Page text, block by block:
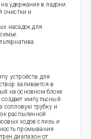
удержание в ладони.
очистки и
насадок для
устройств для
заливается в
на основном блоке
импульсный
сопловую трубку и
распыленной
ходов слизь и
промывания
диапазон от